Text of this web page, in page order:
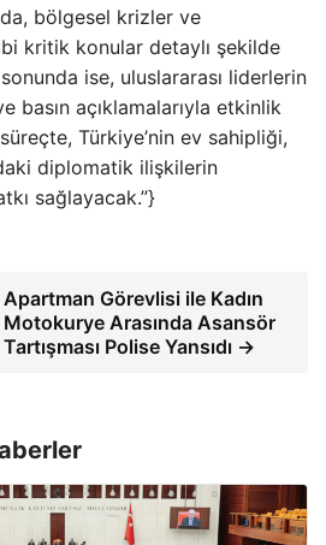
bölgesel krizler ve
kritik konular detaylı şekilde
ise, uluslararası liderlerin
basın açıklamalarıyla etkinlik
Türkiye’nin ev sahipliği,
diplomatik ilişkilerin
sağlayacak.”}
Apartman Görevlisi ile Kadın
Motokurye Arasında Asansör
Tartışması Polise Yansıdı →